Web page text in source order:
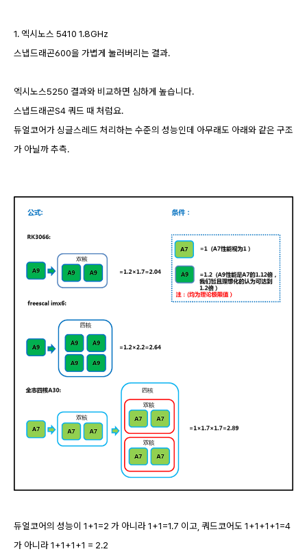
1. 엑시노스 5410 1.8GHz
스냅드래곤600을 가볍게 눌러버리는 결과.
엑시노스5250 결과와 비교하면 심하게 높습니다.
스냅드래곤S4 쿼드 때 처럼요.
듀얼코어가 싱글스레드 처리하는 수준의 성능인데 아무래도 아래와 같은 구조
가 아닐까 추측.
듀얼코어의 성능이 1+1=2 가 아니라 1+1=1.7 이고, 쿼드코어도 1+1+1+1=4
가 아니라 1+1+1+1 = 2.2